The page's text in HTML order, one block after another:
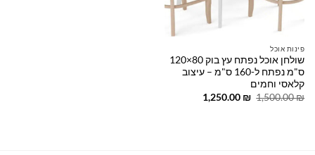
פינות אוכל
שולחן אוכל נפתח עץ בוק 80×120
ס"מ נפתח ל-160 ס"מ – עיצוב
קלאסי וחמים
1,500.00₪
המחיר
1,250.00 ₪
המחיר